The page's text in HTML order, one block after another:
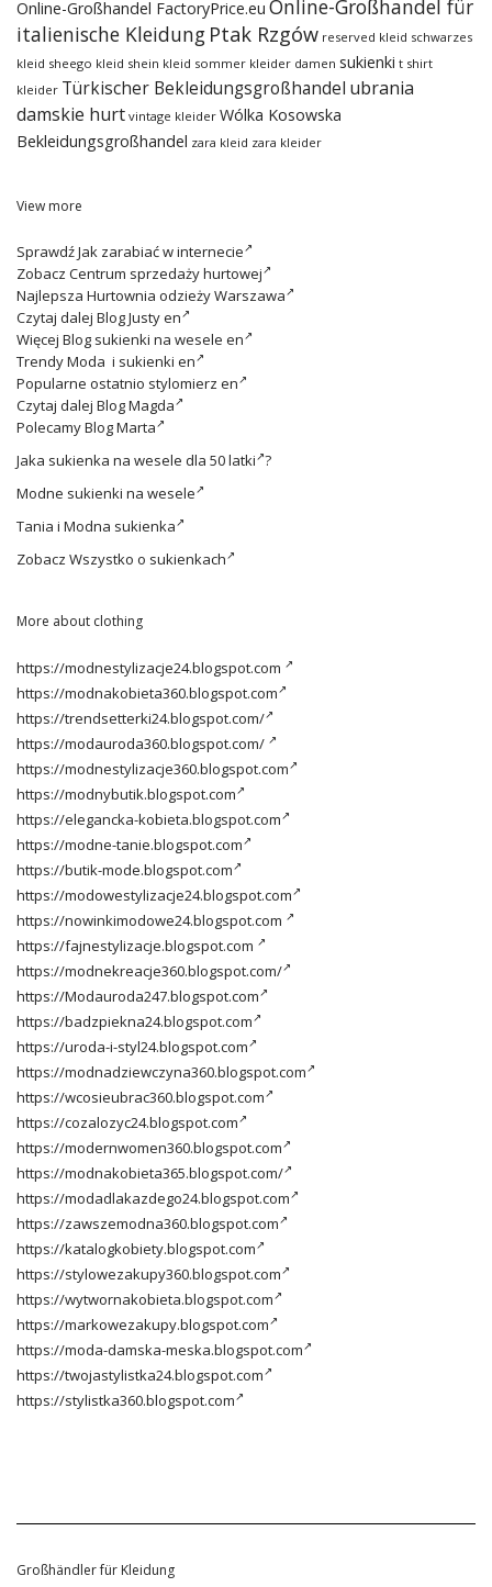
Online-Großhandel FactoryPrice.eu Online-Großhandel für
italienische Kleidung Ptak Rzgów reserved kleid schwarzes
kleid sheego kleid shein kleid sommer kleider damen sukienki t shirt
kleider Türkischer Bekleidungsgroßhandel ubrania
damskie hurt vintage kleider Wólka Kosowska
Bekleidungsgroßhandel zara kleid zara kleider
View more
SprawdźJak zarabiać w internecie
Zobacz Centrum sprzedaży hurtowej
Najlepsza Hurtownia odzieży Warszawa
Czytaj dalej Blog Justy en
Więcej Blog sukienki na wesele en
TrendyModa i sukienki en
Popularne ostatnio stylomierz en
Czytaj dalej Blog Magda
PolecamyBlog Marta
Jaka sukienka na wesele dla 50 latki ?
Modne sukienki na wesele
Tania i Modna sukienka
Zobacz Wszystko o sukienkach
More about clothing
https://modnestylizacje24.blogspot.com
https://modnakobieta360.blogspot.com
https://trendsetterki24.blogspot.com/
https://modauroda360.blogspot.com/
https://modnestylizacje360.blogspot.com
https://modnybutik.blogspot.com
https://elegancka-kobieta.blogspot.com
https://modne-tanie.blogspot.com
https://butik-mode.blogspot.com
https://modowestylizacje24.blogspot.com
https://nowinkimodowe24.blogspot.com
https://fajnestylizacje.blogspot.com
https://modnekreacje360.blogspot.com/
https://Modauroda247.blogspot.com
https://badzpiekna24.blogspot.com
https://uroda-i-styl24.blogspot.com
https://modnadziewczyna360.blogspot.com
https://wcosieubrac360.blogspot.com
https://cozalozyc24.blogspot.com
https://modernwomen360.blogspot.com
https://modnakobieta365.blogspot.com/
https://modadlakazdego24.blogspot.com
https://zawszemodna360.blogspot.com
https://katalogkobiety.blogspot.com
https://stylowezakupy360.blogspot.com
https://wytwornakobieta.blogspot.com
https://markowezakupy.blogspot.com
https://moda-damska-meska.blogspot.com
https://twojastylistka24.blogspot.com
https://stylistka360.blogspot.com
Großhändler für Kleidung